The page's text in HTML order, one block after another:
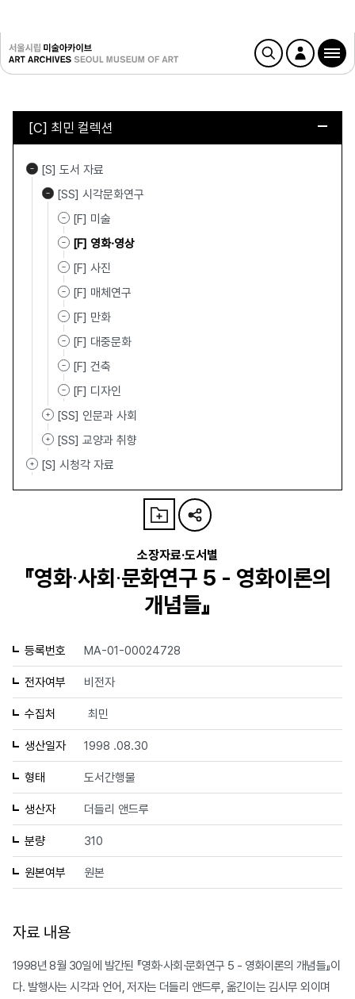
[C] 최민 컬렉션
[S] 도서 자료
[SS] 시각문화연구
[F] 미술
[F] 영화·영상
[F] 사진
[F] 매체연구
[F] 만화
[F] 대중문화
[F] 건축
[F] 디자인
[SS] 인문과 사회
[SS] 교양과 취향
[S] 시청각 자료
소장자료·도서별
『영화∙사회∙문화연구 5 - 영화이론의
개념들』
등록번호 MA-01-00024728
전자여부 비전자
수집처 최민
생산일자 1998 .08.30
형태 도서간행물
생산자 더들리 앤드루
분량 310
원본여부 원본
자료 내용
1998년 8월 30일에 발간된 『영화∙사회∙문화연구 5 - 영화이론의 개념들』이
다. 발행사는 시각과 언어, 저자는 더들리 앤드루, 옮긴이는 김시무 외이며